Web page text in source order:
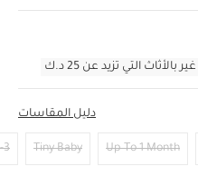
التي تزيد عن 25 د.ك
دليل المقاسات
Up To 1 Month
Tiny Baby